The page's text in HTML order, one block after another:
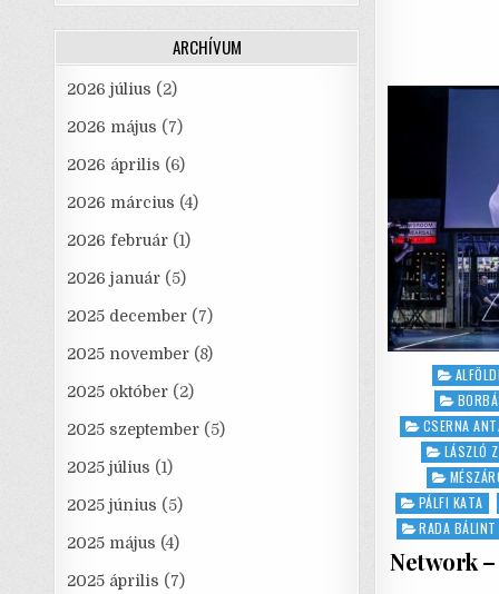
Posted
in
CSERNA
LÁSZLÓ
PÁLFI KATA
RADA BÁLINT
Network
ARCHÍVUM
2026 július (2)
2026 május (7)
2026 április (6)
2026 március (4)
2026 február (1)
2026 január (5)
2025 december (7)
2025 november (8)
2025 október (2)
2025 szeptember (5)
2025 július (1)
2025 június (5)
2025 május (4)
2025 április (7)